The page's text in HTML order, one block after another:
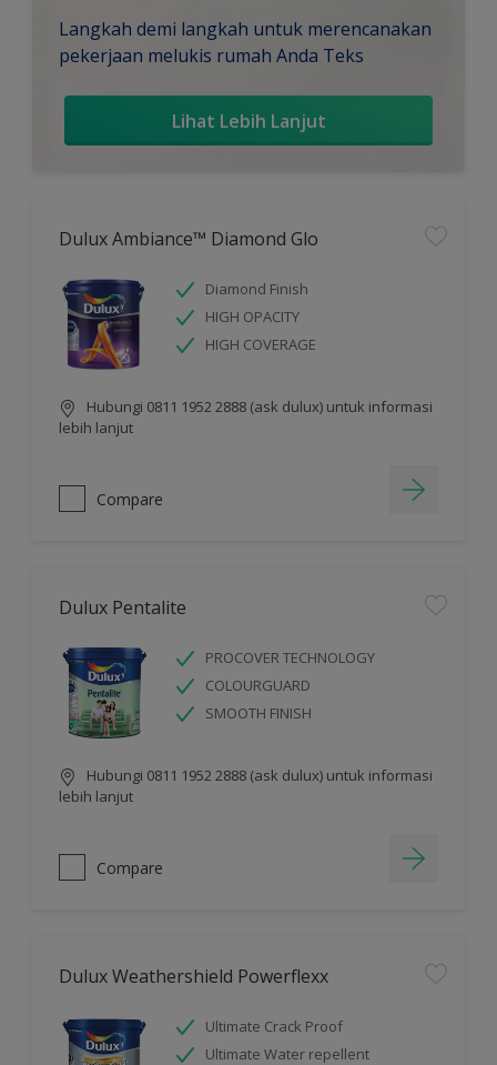
Langkah demi langkah untuk merencanakan
pekerjaan melukis rumah Anda Teks
Lihat Lebih Lanjut
Dulux Ambiance™ Diamond Glo
Diamond Finish
HIGH OPACITY
HIGH COVERAGE
Hubungi 0811 1952 2888 (ask dulux) untuk informasi
lebih lanjut
Compare
Dulux Pentalite
PROCOVER TECHNOLOGY
COLOURGUARD
SMOOTH FINISH
Hubungi 0811 1952 2888 (ask dulux) untuk informasi
lebih lanjut
Compare
Dulux Weathershield Powerflexx
Ultimate Crack Proof
Ultimate Water repellent